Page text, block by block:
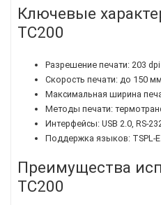
Ключевые
TC200
Разрешение печати: 203 dpi
Скорость печати: до 150
Максимальная ширина
Методы печати:
Интерфейсы: USB 2.0, RS-
Поддержка языков: TSPL-
Преимущества
TC200